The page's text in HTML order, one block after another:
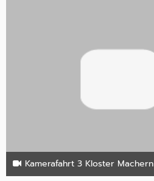
Kamerafahrt 3 Kloster
25. November 2023